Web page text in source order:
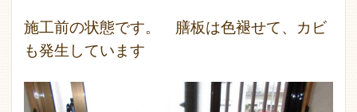
施工前の状態です。 膳板は色褪せて、カビ
も発生しています